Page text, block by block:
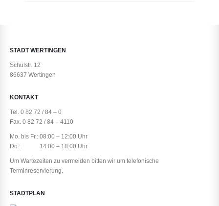
STADT WERTINGEN
Schulstr. 12
86637 Wertingen
KONTAKT
Tel. 0 82 72 / 84 – 0
Fax. 0 82 72 / 84 – 4110
Mo. bis Fr.: 08:00 – 12:00 Uhr
Do.: 14:00 – 18:00 Uhr
Um Wartezeiten zu vermeiden bitten wir um telefonische
Terminreservierung.
STADTPLAN